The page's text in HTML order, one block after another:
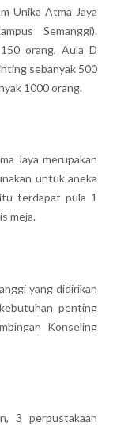
Unika Atma Jaya
Semanggi).
orang, Aula D
sebanyak 500
1000 orang.
Jaya merupakan
untuk aneka
terdapat pula 1
meja.
yang didirikan
penting
Konseling
3 perpustakaan